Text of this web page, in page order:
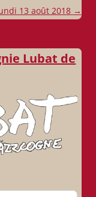
13 août 2018 →
Lubat de